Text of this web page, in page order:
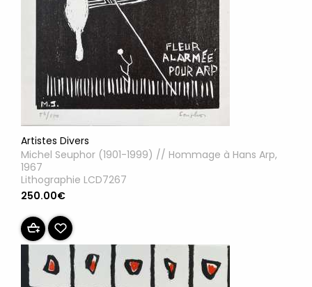
Artistes Divers
Michel Seuphor (1901-1999) // Hommage à Hans Arp,
1967
Lithographie LCD7267
250.00€